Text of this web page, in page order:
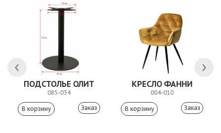
ПОДСТОЛЬЕ ОЛИТ
085-034
Заказ
КРЕСЛО ФАННИ
004-010
Заказ